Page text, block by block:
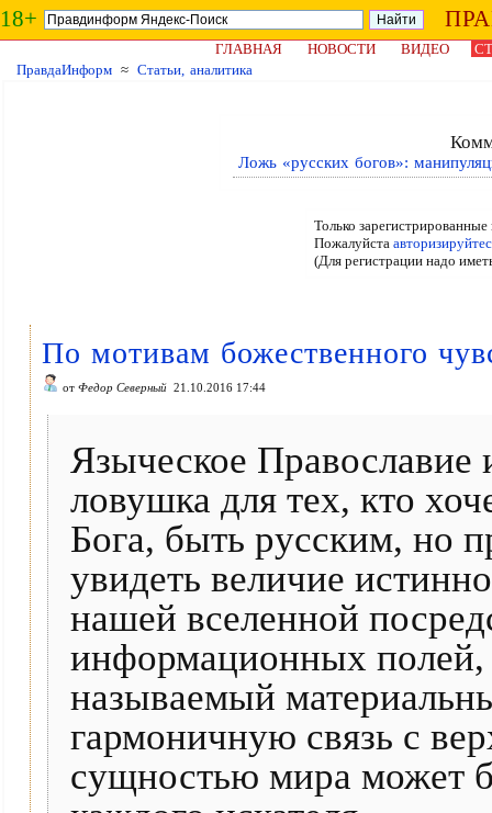
18+
ГЛАВНАЯ НОВОСТИ ВИДЕО
ПравдаИнформ ≈ Статьи, аналитика
Ложь «русских богов»:
Только
Пожалуйста
(Для регистрации надо
По мотивам божественного
от Федор Северный 21.10.2016 17:44
Языческое Православие
ловушка для тех, кто
Бога, быть русским, но
увидеть величие
нашей вселенной
информационных
называемый
гармоничную связь с
сущностью мира может